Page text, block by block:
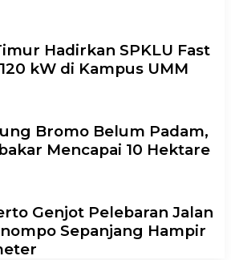
Hadirkan SPKLU Fast
kW di Kampus UMM
Bromo Belum Padam,
Mencapai 10 Hektare
Genjot Pelebaran Jalan
Sepanjang Hampir